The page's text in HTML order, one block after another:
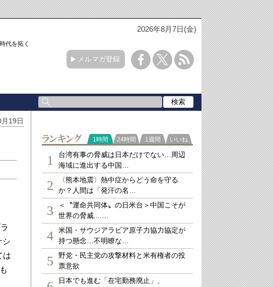
2026年8月7日(金)
代を拓く「3
メルマガ登録
19日
シ
は
ランキング
1時間 24時間 1週間 いいね
1
台湾有事の脅威は日本だけでない…周辺
海域に進出する中国…
2
〈熊本地震〉熱中症からどう命を守る
か？人間は「発汗の名…
3
＜〝運命共同体〟の日米台＞中国こそが
世界の脅威....…
4
米国・サウジアラビア原子力協力協定が
持つ懸念…不明瞭な…
5
野党・民主党の攻撃材料と米有権者の投
票意欲
日本でも進む「在宅勤務廃止」、